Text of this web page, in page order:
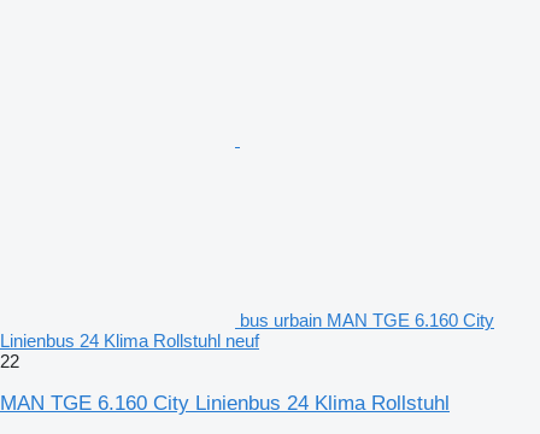
bus urbain MAN TGE 6.160 City
Linienbus 24 Klima Rollstuhl neuf
22
MAN TGE 6.160 City Linienbus 24 Klima Rollstuhl